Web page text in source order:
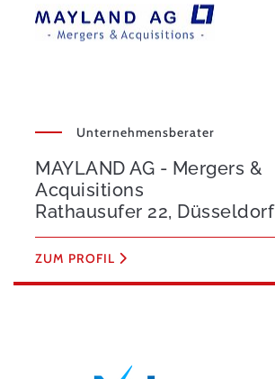
Unternehmensberater
MAYLAND AG - Mergers &
Acquisitions
Rathausufer 22, Düsseldorf
ZUM PROFIL